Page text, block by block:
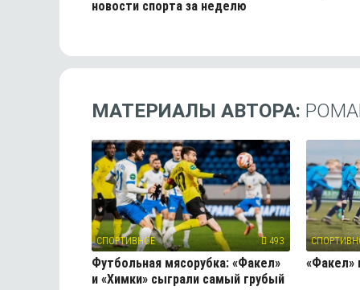
новости спорта за неделю
МАТЕРИАЛЫ АВТОРА:
СПОРТИВНОЕ 493
Футбольная мясорубка: «Факел»
и «Химки» сыграли самый грубый
«Факел»